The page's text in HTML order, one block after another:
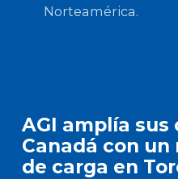
Norteamérica.
AGI amplía sus
Canadá con
de carga en